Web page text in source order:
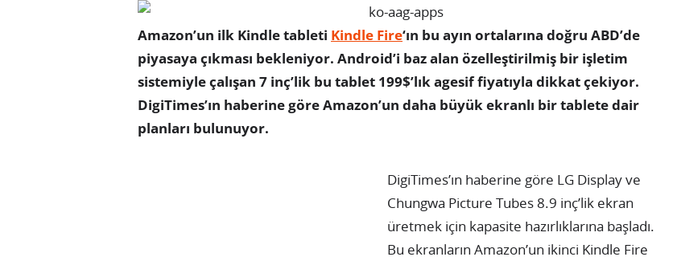
Amazon’un ilk Kindle tableti Kindle Fire‘ın bu ayın ortalarına doğru ABD’de
piyasaya çıkması bekleniyor. Android’i baz alan özelleştirilmiş bir işletim
sistemiyle çalışan 7 inç’lik bu tablet 199$’lık agesif fiyatıyla dikkat çekiyor.
DigiTimes’ın haberine göre Amazon’un daha büyük ekranlı bir tablete dair
planları bulunuyor.
DigiTimes’ın haberine göre LG Display ve
Chungwa Picture Tubes 8.9 inç’lik ekran
üretmek için kapasite hazırlıklarına başladı.
Bu ekranların Amazon’un ikinci Kindle Fire